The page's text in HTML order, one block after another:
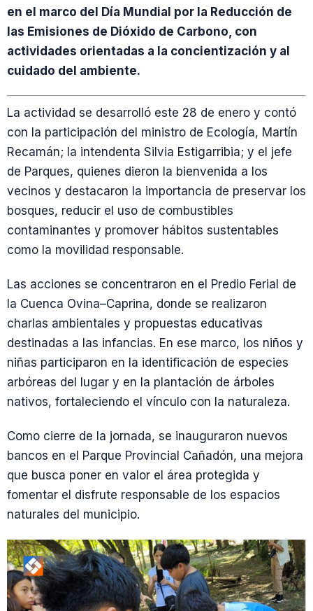
en el marco del Día Mundial por la Reducción de
las Emisiones de Dióxido de Carbono, con
actividades orientadas a la concientización y al
cuidado del ambiente.
La actividad se desarrolló este 28 de enero y contó
con la participación del ministro de Ecología, Martín
Recamán; la intendenta Silvia Estigarribia; y el jefe
de Parques, quienes dieron la bienvenida a los
vecinos y destacaron la importancia de preservar los
bosques, reducir el uso de combustibles
contaminantes y promover hábitos sustentables
como la movilidad responsable.
Las acciones se concentraron en el Predio Ferial de
la Cuenca Ovina–Caprina, donde se realizaron
charlas ambientales y propuestas educativas
destinadas a las infancias. En ese marco, los niños y
niñas participaron en la identificación de especies
arbóreas del lugar y en la plantación de árboles
nativos, fortaleciendo el vínculo con la naturaleza.
Como cierre de la jornada, se inauguraron nuevos
bancos en el Parque Provincial Cañadón, una mejora
que busca poner en valor el área protegida y
fomentar el disfrute responsable de los espacios
naturales del municipio.